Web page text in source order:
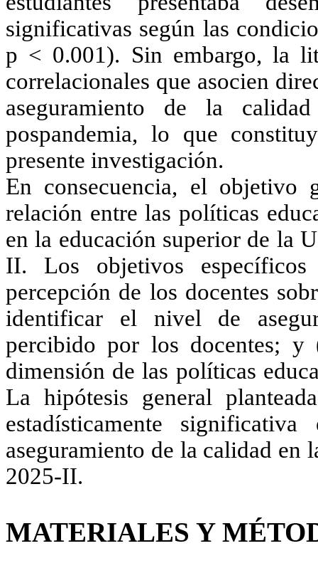
significativas según las
p < 0.001). Sin embargo, la
correlacionales que asocien
aseguramiento de la
pospandemia, lo que
presente investigación.
En consecuencia, el objetivo
relación entre las políticas
en la educación superior de la
II. Los objetivos
percepción de los docentes
identificar el nivel de
percibido por los docentes; y
dimensión de las políticas
La hipótesis general
estadísticamente
aseguramiento de la calidad en
2025-II.
MATERIALES Y